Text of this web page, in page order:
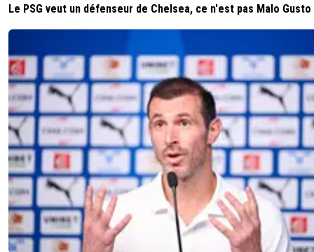
Le PSG veut un défenseur de Chelsea, ce n'est pas Malo Gusto